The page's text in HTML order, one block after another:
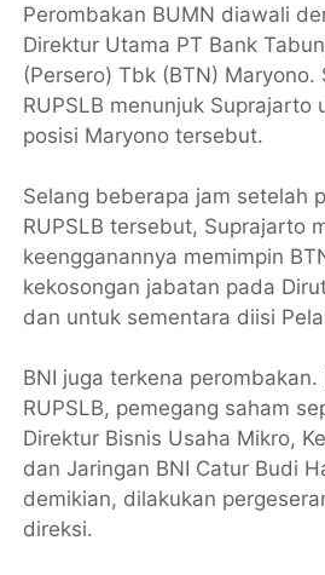
Perombakan BUMN diawali
Direktur Utama PT Bank
(Persero) Tbk (BTN) Maryono.
RUPSLB menunjuk Suprajarto
posisi Maryono tersebut.
Selang beberapa jam setelah
RUPSLB tersebut, Suprajarto
keengganannya memimpin
kekosongan jabatan pada
dan untuk sementara diisi
BNI juga terkena perombakan.
RUPSLB, pemegang saham
Direktur Bisnis Usaha Mikro,
dan Jaringan BNI Catur Budi
demikian, dilakukan
direksi.